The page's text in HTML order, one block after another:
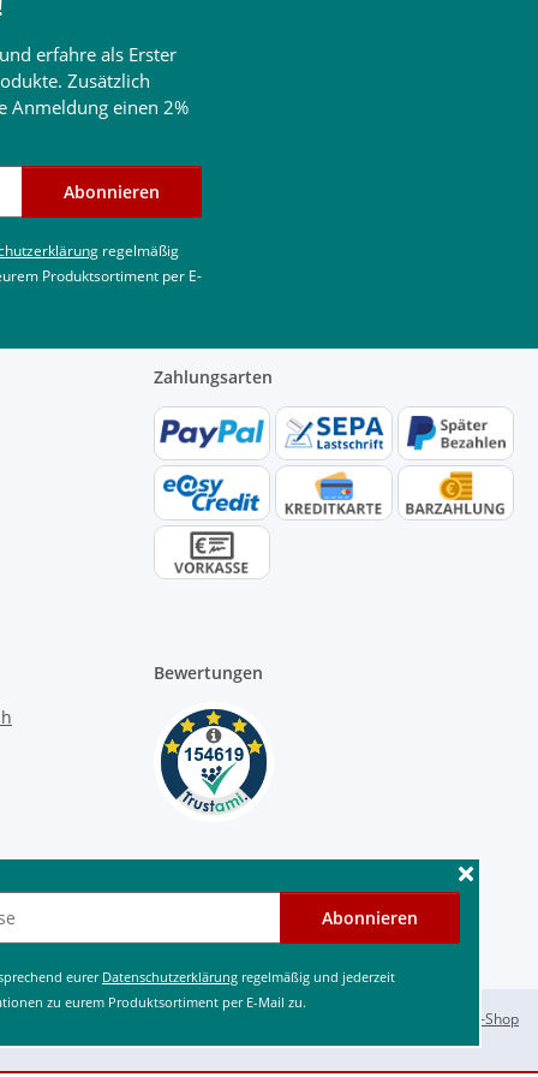
Abonnieren
eurer Datenschutzerklärungregelmäßig und jederzeit
zu eurem Produktsortiment per E-Mail zu.
erfahre als Erster
Zusätzlich
Anmeldung einen 2%
Abonnieren
regelmäßig
Produktsortiment per E-
Zahlungsarten
Bewertungen
JTL-Shop